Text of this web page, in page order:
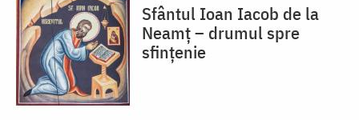
Sfântul Ioan Iacob de la
Neamț – drumul spre
sfințenie